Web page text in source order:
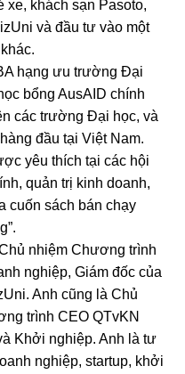
xe, khách sạn Pasoto,
và đầu tư vào một
hạng ưu trường Đại
bổng AusAID chính
các trường Đại học, và
đầu tại Việt Nam.
yêu thích tại các hội
quản trị kinh doanh,
cuốn sách bán chạy
nhiệm Chương trình
nghiệp, Giám đốc của
Anh cũng là Chủ
trình CEO QTvKN
Khởi nghiệp. Anh là tư
nghiệp, startup, khởi